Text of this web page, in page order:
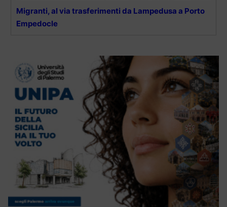
Migranti, al via trasferimenti da Lampedusa a Porto
Empedocle